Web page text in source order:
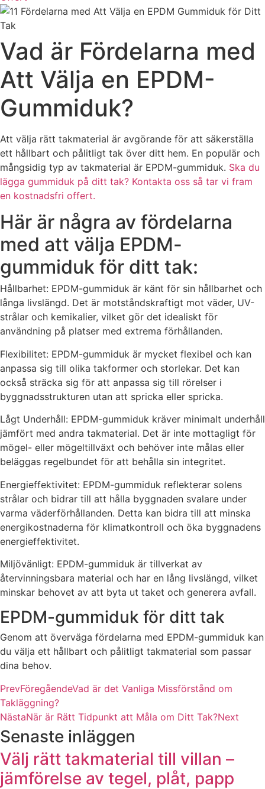
Vad är Fördelarna med
Att Välja en EPDM-
Gummiduk?
Att välja rätt takmaterial är avgörande för att säkerställa
ett hållbart och pålitligt tak över ditt hem. En populär och
mångsidig typ av takmaterial är EPDM-gummiduk. Ska du
lägga gummiduk på ditt tak? Kontakta oss så tar vi fram
en kostnadsfri offert.
Här är några av fördelarna
med att välja EPDM-
gummiduk för ditt tak:
Hållbarhet: EPDM-gummiduk är känt för sin hållbarhet och
långa livslängd. Det är motståndskraftigt mot väder, UV-
strålar och kemikalier, vilket gör det idealiskt för
användning på platser med extrema förhållanden.
Flexibilitet: EPDM-gummiduk är mycket flexibel och kan
anpassa sig till olika takformer och storlekar. Det kan
också sträcka sig för att anpassa sig till rörelser i
byggnadsstrukturen utan att spricka eller spricka.
Lågt Underhåll: EPDM-gummiduk kräver minimalt underhåll
jämfört med andra takmaterial. Det är inte mottagligt för
mögel- eller mögeltillväxt och behöver inte målas eller
beläggas regelbundet för att behålla sin integritet.
Energieffektivitet: EPDM-gummiduk reflekterar solens
strålar och bidrar till att hålla byggnaden svalare under
varma väderförhållanden. Detta kan bidra till att minska
energikostnaderna för klimatkontroll och öka byggnadens
energieffektivitet.
Miljövänligt: EPDM-gummiduk är tillverkat av
återvinningsbara material och har en lång livslängd, vilket
minskar behovet av att byta ut taket och generera avfall.
EPDM-gummiduk för ditt tak
Genom att överväga fördelarna med EPDM-gummiduk kan
du välja ett hållbart och pålitligt takmaterial som passar
dina behov.
PrevFöregåendeVad är det Vanliga Missförstånd om
Takläggning?
NästaNär är Rätt Tidpunkt att Måla om Ditt Tak?Next
Senaste inläggen
Välj rätt takmaterial till villan –
jämförelse av tegel, plåt, papp